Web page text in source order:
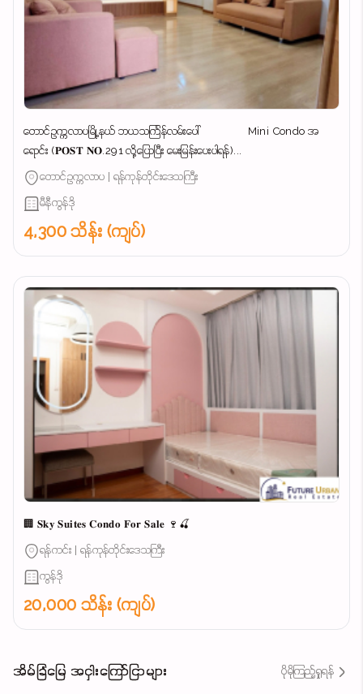
တောင်ဥက္ကလာပမြို့နယ် ဘယသင်္ကြန်လမ်းပေါ် Mini Condo အ
ရောင်း (𝐏𝐎𝐒𝐓 𝐍𝐎.291 လို့ပြောပြီး မေးမြန်းပေးပါရန်)...
တောင်ဥက္ကလာပ | ရန်ကုန်တိုင်းဒေသကြီး
မီနီကွန်ဒို
4,300 သိန်း (ကျပ်)
🏢 𝐒𝐤𝐲 𝐒𝐮𝐢𝐭𝐞𝐬 𝐂𝐨𝐧𝐝𝐨 𝐅𝐨𝐫 𝐒𝐚𝐥𝐞 🍷🍒
ရန်ကင်း | ရန်ကုန်တိုင်းဒေသကြီး
ကွန်ဒို
20,000 သိန်း (ကျပ်)
အိမ်ခြံမြေ အငှါးကြော်ငြာများ ပိုမိုကြည့်ရှုရန်